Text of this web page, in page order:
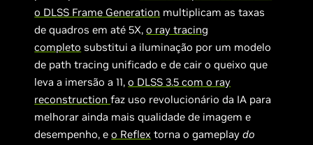
o DLSS Frame Generation multiplicam as taxas
de quadros em até 5X,o ray tracing
completo substitui a iluminação por um modelo
de path tracing unificado e de cair o queixo que
leva a imersão a 11,o DLSS 3.5 com o ray
reconstructionfaz uso revolucionário da IA ​​para
melhorar ainda mais qualidade de imagem e
desempenho, eo Reflex torna o gameplaydo